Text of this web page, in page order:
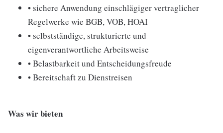
• sichere Anwendung einschlägiger vertraglicher
Regelwerke wie BGB, VOB, HOAI
• selbstständige, strukturierte und
eigenverantwortliche Arbeitsweise
• Belastbarkeit und Entscheidungsfreude
• Bereitschaft zu Dienstreisen
Was wir bieten